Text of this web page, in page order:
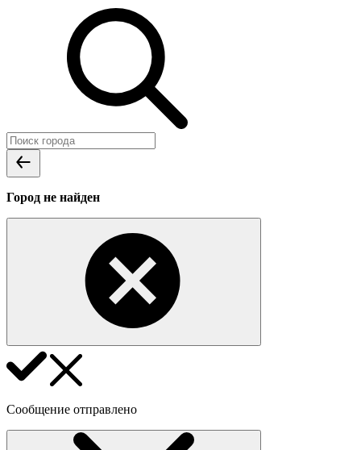
Город не найден
Сообщение отправлено